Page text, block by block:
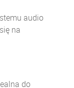
audio
na
do